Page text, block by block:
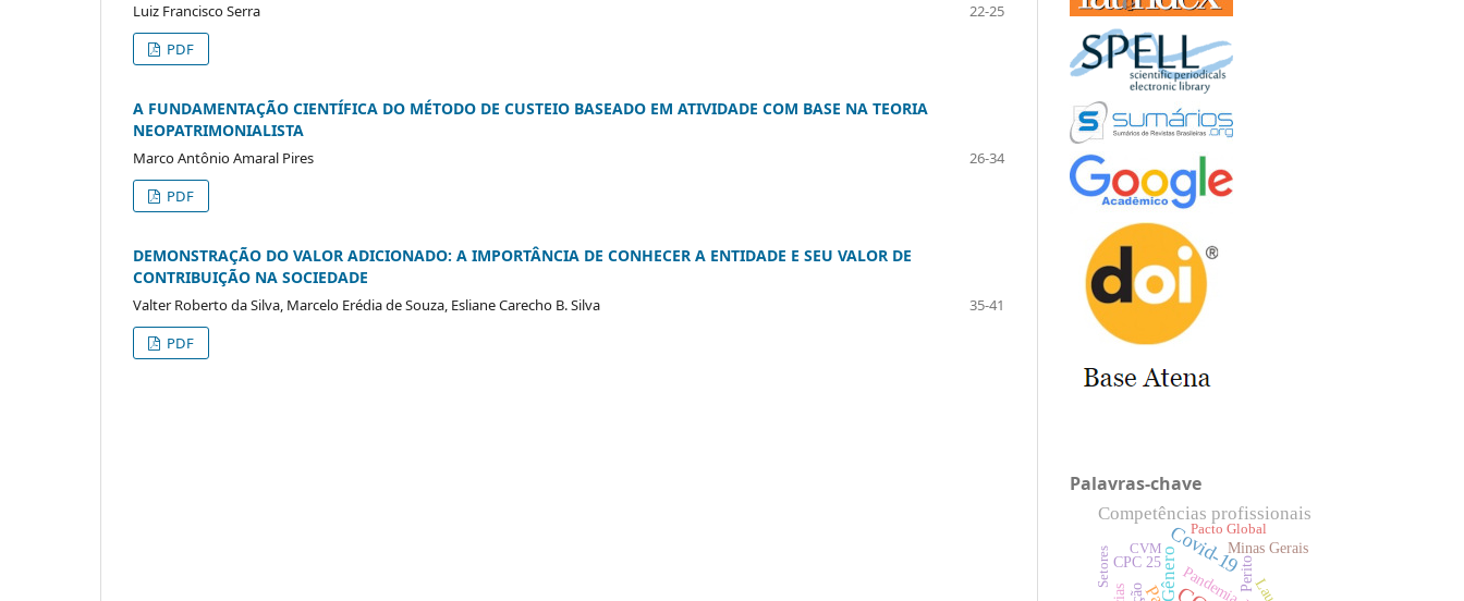
Luiz Francisco Serra
22-25
PDF
A FUNDAMENTAÇÃO CIENTÍFICA DO MÉTODO DE CUSTEIO BASEADO EM ATIVIDADE COM BASE NA TEORIA
NEOPATRIMONIALISTA
Marco Antônio Amaral Pires
26-34
PDF
DEMONSTRAÇÃO DO VALOR ADICIONADO: A IMPORTÂNCIA DE CONHECER A ENTIDADE E SEU VALOR DE
CONTRIBUIÇÃO NA SOCIEDADE
Valter Roberto da Silva, Marcelo Erédia de Souza, Esliane Carecho B. Silva
35-41
PDF
Palavras-chave
Covid-19
Gênero
Competências profissionais
Perito
Minas Gerais
CPC 25
Setores
Pacto Global
CVM